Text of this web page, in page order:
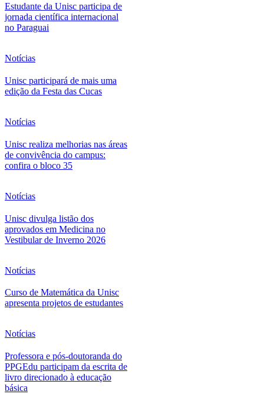
Estudante da Unisc participa de
jornada científica internacional
no Paraguai
Notícias
Unisc participará de mais uma
edição da Festa das Cucas
Notícias
Unisc realiza melhorias nas áreas
de convivência do campus:
confira o bloco 35
Notícias
Unisc divulga listão dos
aprovados em Medicina no
Vestibular de Inverno 2026
Notícias
Curso de Matemática da Unisc
apresenta projetos de estudantes
Notícias
Professora e pós-doutoranda do
PPGEdu participam da escrita de
livro direcionado à educação
básica